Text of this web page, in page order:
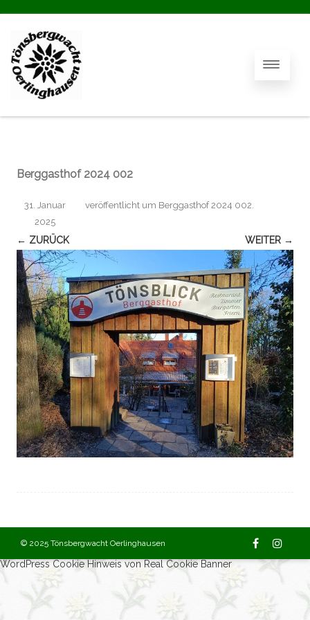
Berggasthof 2024 002
veröffentlicht
31. Januar
2025
um Berggasthof 2024 002.
← ZURÜCK WEITER →
© 2025 Tönsbergwacht Oerlinghausen
WordPress Cookie Hinweis von Real Cookie Banner